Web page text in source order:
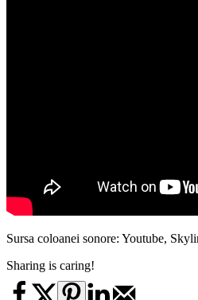
Sursa coloanei sonore: Youtube,
Sharing is caring!